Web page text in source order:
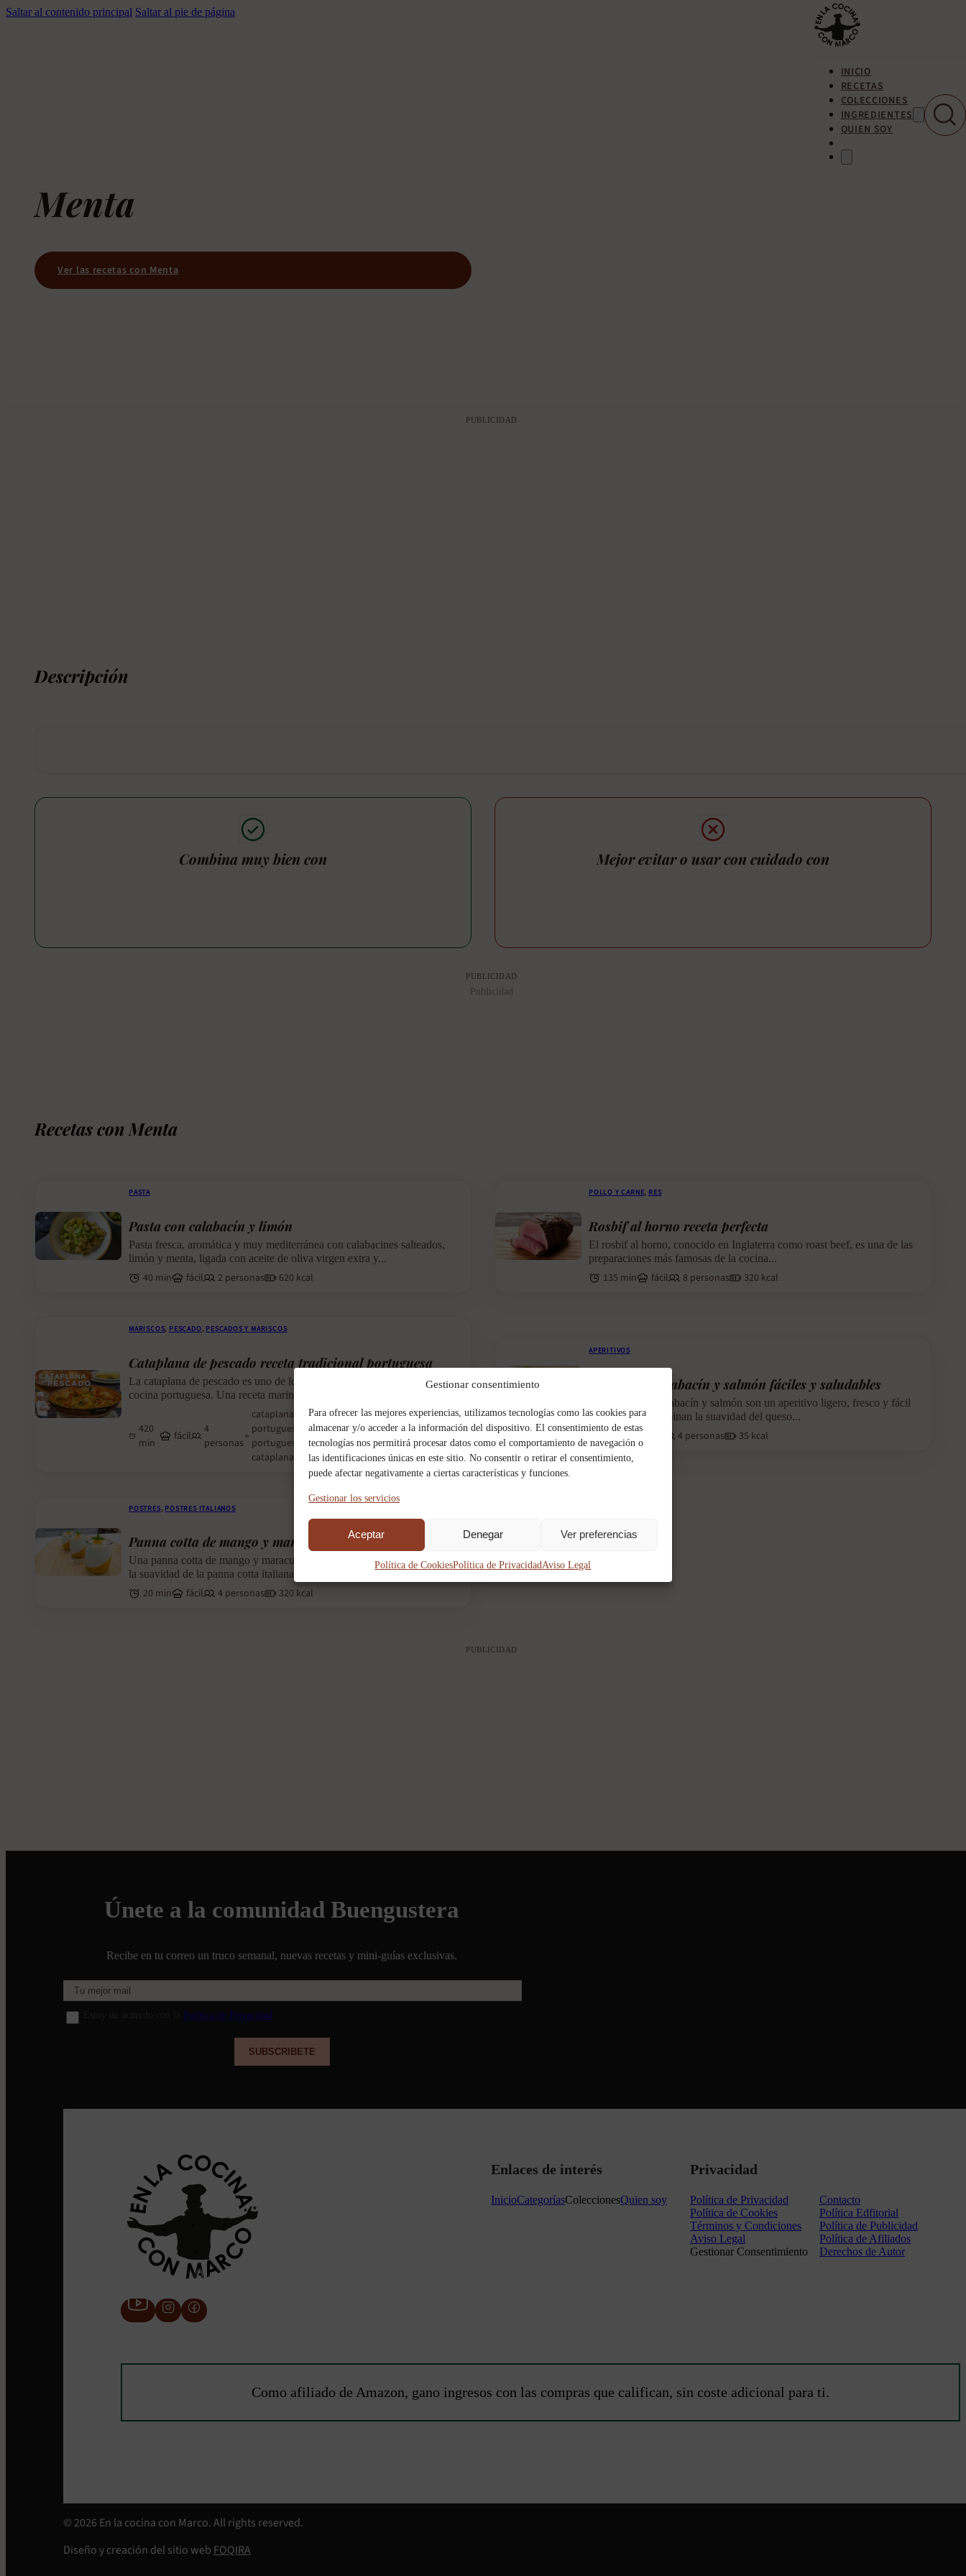
Gestionar consentimiento
Para ofrecer las mejores experiencias, utilizamos tecnologías como las cookies para
almacenar y/o acceder a la información del dispositivo. El consentimiento de estas
tecnologías nos permitirá procesar datos como el comportamiento de navegación o
las identificaciones únicas en este sitio. No consentir o retirar el consentimiento,
puede afectar negativamente a ciertas características y funciones.
Gestionar los servicios
Aceptar Denegar Ver preferencias
Política de CookiesPolítica de PrivacidadAviso Legal
Saltar al contenido principal Saltar al pie de página
INICIO
RECETAS
COLECCIONES
INGREDIENTES
QUIEN SOY
Menta
Ver las recetas con Menta
PUBLICIDAD
Descripción
Combina muy bien con Mejor evitar o usar con cuidado con
PUBLICIDAD
Publicidad
Recetas con Menta
PASTA
Pasta con calabacín y limón
Pasta fresca, aromática y muy mediterránea con calabacines salteados,
limón y menta, ligada con aceite de oliva virgen extra y...
40 min fácil 2 personas 620 kcal
POLLO Y CARNE, RES
Rosbif al horno receta perfecta
El rosbif al horno, conocido en Inglaterra como roast beef, es una de las
preparaciones más famosas de la cocina...
135 min fácil 8 personas 320 kcal
MARISCOS, PESCADO, PESCADOS Y MARISCOS
Cataplana de pescado receta tradicional portuguesa
La cataplana de pescado es uno de los platos más representativos de la
cocina portuguesa. Una receta marinera rica en...
420
min
fácil
4
personas
cataplana de pescado, receta de cataplana
portuguesa, cataplana portuguesa, pescado a la
portuguesa, guiso de pescado portugués,
cataplana tradicional kcal
APERITIVOS
Rollitos de calabacín y salmón fáciles y saludables
Los rollitos de calabacín y salmón son un aperitivo ligero, fresco y fácil
de preparar. Combinan la suavidad del queso...
25 min 4 personas 35 kcal
POSTRES, POSTRES ITALIANOS
Panna cotta de mango y maracuyá
Una panna cotta de mango y maracuyá cremosa, fresca y elegante, donde
la suavidad de la panna cotta italiana se...
20 min fácil 4 personas 320 kcal
PUBLICIDAD
Únete a la comunidad Buengustera
Recibe en tu correo un truco semanal, nuevas recetas y mini-guías exclusivas.
Política de Privacidad
Enlaces de interés
InicioCategoríasColeccionesQuien soy
Privacidad
Política de Privacidad
Política de Cookies
Términos y Condiciones
Aviso Legal
Gestionar Consentimiento
Contacto
Política Edfitorial
Política de Publicidad
Política de Afiliados
Derechos de Autor
Como afiliado de Amazon, gano ingresos con las compras que califican, sin coste adicional para ti.
© 2026 En la cocina con Marco. All rights reserved.
Diseño y creación del sitio web FOQIRA